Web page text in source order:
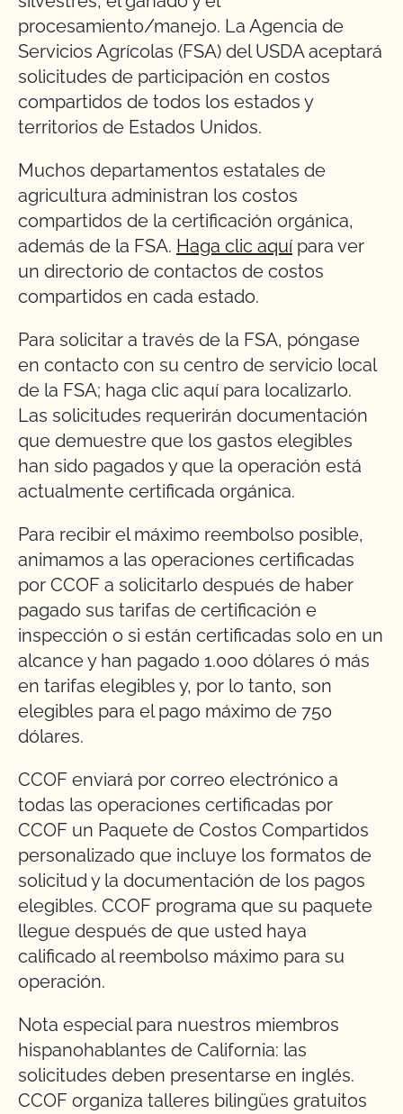
procesamiento/manejo. La Agencia de
Servicios Agrícolas (FSA) del USDA aceptará
solicitudes de participación en costos
compartidos de todos los estados y
territorios de Estados Unidos.
Muchos departamentos estatales de
agricultura administran los costos
compartidos de la certificación orgánica,
además de la FSA. Haga clic aquí para ver
un directorio de contactos de costos
compartidos en cada estado.
Para solicitar a través de la FSA, póngase
en contacto con su centro de servicio local
de la FSA; haga clic aquí para localizarlo.
Las solicitudes requerirán documentación
que demuestre que los gastos elegibles
han sido pagados y que la operación está
actualmente certificada orgánica.
Para recibir el máximo reembolso posible,
animamos a las operaciones certificadas
por CCOF a solicitarlo después de haber
pagado sus tarifas de certificación e
inspección o si están certificadas solo en un
alcance y han pagado 1.000 dólares ó más
en tarifas elegibles y, por lo tanto, son
elegibles para el pago máximo de 750
dólares.
CCOF enviará por correo electrónico a
todas las operaciones certificadas por
CCOF un Paquete de Costos Compartidos
personalizado que incluye los formatos de
solicitud y la documentación de los pagos
elegibles. CCOF programa que su paquete
llegue después de que usted haya
calificado al reembolso máximo para su
operación.
Nota especial para nuestros miembros
hispanohablantes de California: las
solicitudes deben presentarse en inglés.
CCOF organiza talleres bilingües gratuitos